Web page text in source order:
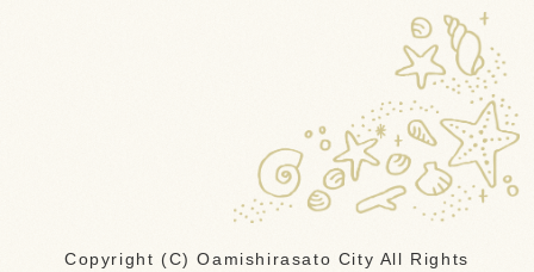
Copyright (C) Oamishirasato City All Rights